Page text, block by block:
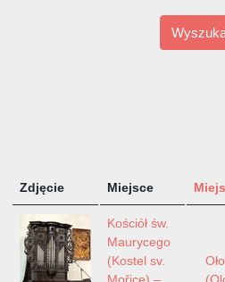
Zdjęcie Miejsce
Kościół św.
Maurycego
(Kostel sv.
Mořice) –